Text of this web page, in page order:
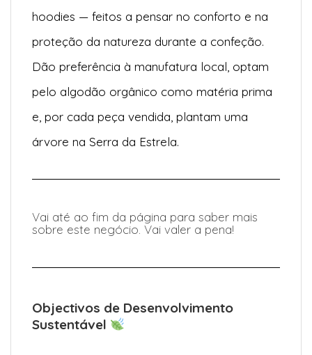
hoodies — feitos a pensar no conforto e na
proteção da natureza durante a confeção.
Dão preferência à manufatura local, optam
pelo algodão orgânico como matéria prima
e, por cada peça vendida, plantam uma
árvore na Serra da Estrela.
Vai até ao fim da página para saber mais
sobre este negócio. Vai valer a pena!
Objectivos de Desenvolvimento
Sustentável